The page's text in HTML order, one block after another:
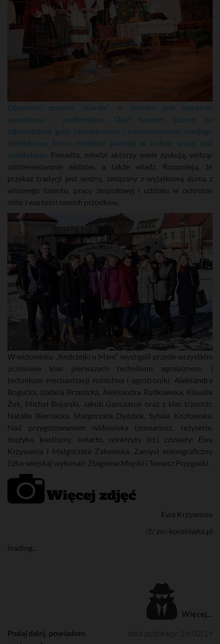
Obecność zespołu „Korale” w Sejmiku jest wyraźnie
zauważana i podkreślana. Daje bowiem szansę na
odmłodzenie grup obrzędowych i kontynuowanie swojego
dziedzictwa, które młodzież poznaje w trakcie pracy nad
spektaklem. Ponadto, młodzi aktorzy wiele zyskują, widząc
zainteresowanie widzów, a także władz. Rozumieją, że
przekaz tradycji jest ważny, związany z wyjątkową dumą z
własnego talentu, pracy zespołowej i udziału w ochronie
dóbr i wartości swoich przodków.
W widowisku „Andrzejki u Mani” wystąpili przede wszystkim
uczniowie klas pierwszych technikum agrobiznesu i
technikum mechanizacji rolnictwa i agrotroniki: Aleksandra
Bogucka, Izabela Brzezicka, Aleksandra Rudkowska, Klaudia
Żuk, Michał Bojarski, Jakub Ganczaruk oraz z klas trzecich:
Natalia Biernacka, Małgorzata Dydziuk, Sylwia Kozłowska.
Nad przygotowaniem widowiska (scenariusz, reżyseria,
muzyka, kostiumy, światło, rekwizyty itd.) czuwały: Ewa
Krzywania i Małgorzata Żakowska. Zamysł scenograficzny
(izba wiejska) wykonali: Zbigniew Mojski i Tomasz Przygocki.
Ewa Krzywania
/ź/ zsr-korolowka.pl
loading...
Więcej...
data publikacji: 19/02/19
Podaj dalej, powiadom